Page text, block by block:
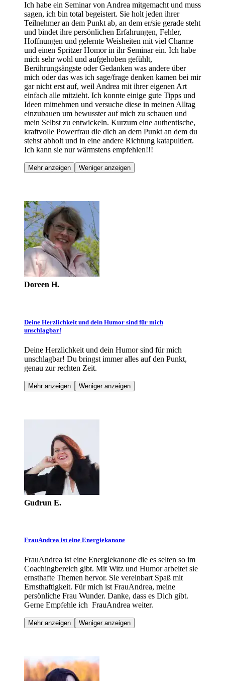
Ich habe ein Seminar von Andrea mitgemacht und muss
sagen, ich bin total begeistert. Sie holt jeden ihrer
Teilnehmer an dem Punkt ab, an dem er/sie gerade steht
und bindet ihre persönlichen Erfahrungen, Fehler,
Hoffnungen und gelernte Weisheiten mit viel Charme
und einen Spritzer Homor in ihr Seminar ein. Ich habe
mich sehr wohl und aufgehoben gefühlt,
Berührungsängste oder Gedanken was andere über
mich oder das was ich sage/frage denken kamen bei mir
gar nicht erst auf, weil Andrea mit ihrer eigenen Art
einfach alle mitzieht. Ich konnte einige gute Tipps und
Ideen mitnehmen und versuche diese in meinen Alltag
einzubauen um bewusster auf mich zu schauen und
mein Selbst zu entwickeln. Kurzum eine authentische,
kraftvolle Powerfrau die dich an dem Punkt an dem du
stehst abholt und in eine andere Richtung katapultiert.
Ich kann sie nur wärmstens empfehlen!!!
Mehr anzeigen Weniger anzeigen
Doreen H.
Deine Herzlichkeit und dein Humor sind für mich
unschlagbar!
Deine Herzlichkeit und dein Humor sind für mich
unschlagbar! Du bringst immer alles auf den Punkt,
genau zur rechten Zeit.
Mehr anzeigen Weniger anzeigen
Gudrun E.
FrauAndrea ist eine Energiekanone
FrauAndrea ist eine Energiekanone die es selten so im
Coachingbereich gibt. Mit Witz und Humor arbeitet sie
ernsthafte Themen hervor. Sie vereinbart Spaß mit
Ernsthaftigkeit. Für mich ist FrauAndrea, meine
persönliche Frau Wunder. Danke, dass es Dich gibt.
Gerne Empfehle ich FrauAndrea weiter.
Mehr anzeigen Weniger anzeigen